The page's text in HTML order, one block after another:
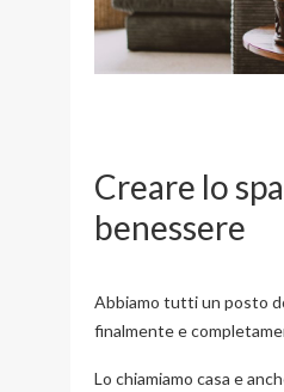
Creare lo
benessere
Abbiamo tutti un posto
finalmente e
Lo chiamiamo casa e